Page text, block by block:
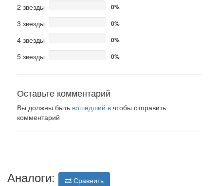
2 звезды 0%
3 звезды 0%
4 звезды 0%
5 звезды 0%
Оставьте комментарий
Вы должны быть вошедший в чтобы отправить
комментарий
Аналоги: Сравнить